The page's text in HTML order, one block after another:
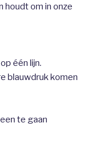
houdt om in onze
één lijn.
blauwdruk komen
te gaan